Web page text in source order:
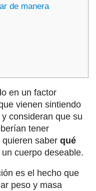
de manera
en un factor
vienen sintiendo
consideran que su
tener
saber qué
cuerpo deseable.
es el hecho que
peso y masa